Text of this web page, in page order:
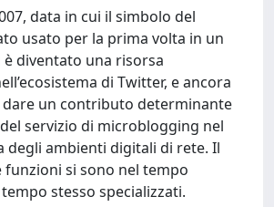
data in cui il simbolo del
usato per la prima volta in un
è diventato una risorsa
di Twitter, e ancora
un contributo determinante
servizio di microblogging nel
degli ambienti digitali di rete. Il
funzioni si sono nel tempo
stesso specializzati.